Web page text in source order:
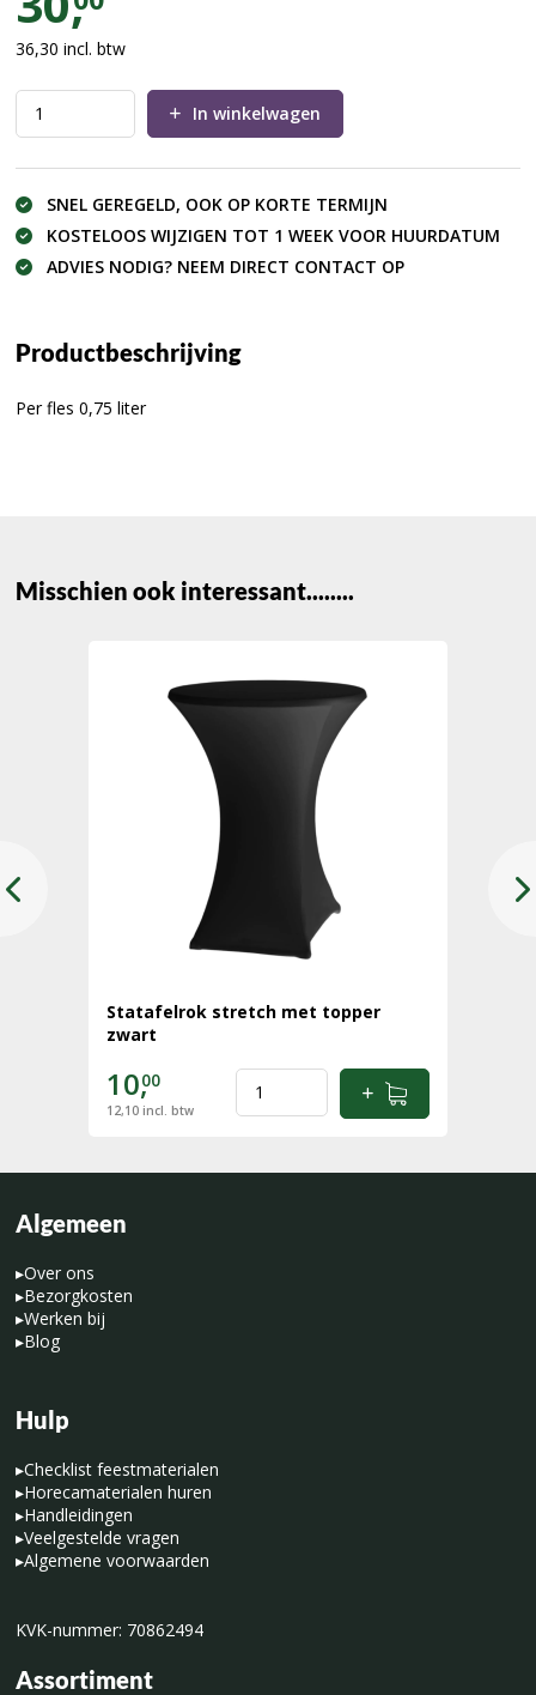
36,30 incl. btw
In winkelwagen
SNEL GEREGELD, OOK OP KORTE TERMIJN
KOSTELOOS WIJZIGEN TOT 1 WEEK VOOR HUURDATUM
ADVIES NODIG? NEEM DIRECT CONTACT OP
Productbeschrijving
Per fles 0,75 liter
Misschien ook interessant........
Statafelrok stretch met topper
zwart
10,00
12,10 incl. btw
Algemeen
▸Over ons
▸Bezorgkosten
▸Werken bij
▸Blog
Hulp
▸Checklist feestmaterialen
▸Horecamaterialen huren
▸Handleidingen
▸Veelgestelde vragen
▸Algemene voorwaarden
KVK-nummer: 70862494
Assortiment